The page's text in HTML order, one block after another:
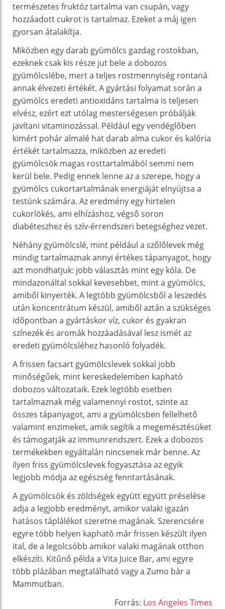
természetes fruktóz tartalma van csupán, vagy
hozzáadott cukrot is tartalmaz. Ezeket a máj igen
gyorsan átalakítja.
Miközben egy darab gyümölcs gazdag rostokban,
ezeknek csak kis része jut bele a dobozos
gyümölcslébe, mert a teljes rostmennyiség rontaná
annak élvezeti értékét. A gyártási folyamat során a
gyümölcs eredeti antioxidáns tartalma is teljesen
elvész, ezért ezt utólag mesterségesen próbálják
javítani vitaminozással. Például egy vendéglőben
kimért pohár almalé hat darab alma cukor és kalória
értékét tartalmazza, miközben az eredeti
gyümölcsök magas rosttartalmából semmi nem
kerül bele. Pedig ennek lenne az a szerepe, hogy a
gyümölcs cukortartalmának energiáját elnyújtsa a
testünk számára. Az eredmény egy hirtelen
cukorlökés, ami elhízáshoz, végső soron
diabéteszhez és szív-érrendszeri betegséghez vezet.
Néhány gyümölcslé, mint például a szőlőlevek még
mindig tartalmaznak annyi értékes tápanyagot, hogy
azt mondhatjuk: jobb választás mint egy kóla. De
mindazonáltal sokkal kevesebbet, mint a gyümölcs,
amiből kinyerték. A legtöbb gyümölcsből a leszedés
után koncentrátum készül, amiből aztán a szükséges
időpontban a gyártáskor víz, cukor és gyakran
színezék és aromák hozzáadásával lesz ismét az
eredeti gyümölcsléhez hasonló folyadék.
A frissen facsart gyümölcslevek sokkal jobb
minőségűek, mint kereskedelemben kapható
dobozos változataik. Ezek legtöbb esetben
tartalmaznak még valamennyi rostot, szinte az
összes tápanyagot, ami a gyümölcsben fellelhető
valamint enzimeket, amik segítik a megemésztésüket
és támogatják az immunrendszert. Ezek a dobozos
termékekben egyáltalán nincsenek már benne. Az
ilyen friss gyümölcslevek fogyasztása az egyik
legjobb módja az egészség fenntartásának.
A gyümölcsök és zöldségek együtt együtt préselése
adja a legjobb eredményt, amikor valaki igazán
hatásos táplálékot szeretne magának. Szerencsére
egyre több helyen kapható már frissen készült ilyen
ital, de a legolcsóbb amikor valaki magának otthon
elkészíti. Kitűnő példa a Vita Juice Bar, ami egyre
több plázában megtalálható vagy a Zumo bár a
Mammutban.
Forrás: Los Angeles Times